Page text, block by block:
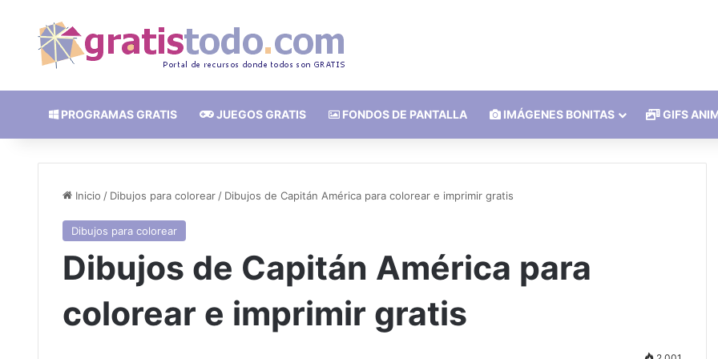
PROGRAMAS GRATIS JUEGOS GRATIS FONDOS DE PANTALLA IMÁGENES BONITAS GIFS
Inicio / Dibujos para colorear / Dibujos de Capitán América para colorear e imprimir gratis
Dibujos para colorear
Dibujos de Capitán América para
colorear e imprimir gratis